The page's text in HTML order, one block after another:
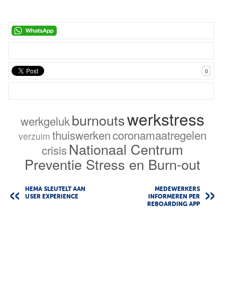
0
werkgelukburnoutswerkstress
verzuim thuiswerkencoronamaatregelen
crisisNationaal Centrum
Preventie Stress en Burn-out
HEMA SLEUTELT AAN
USER EXPERIENCE
MEDEWERKERS
INFORMEREN PER
REBOARDING APP